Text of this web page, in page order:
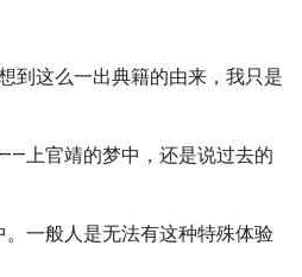
到这么一出典籍的由来，我只是
上官靖的梦中，还是说过去的
一般人是无法有这种特殊体验